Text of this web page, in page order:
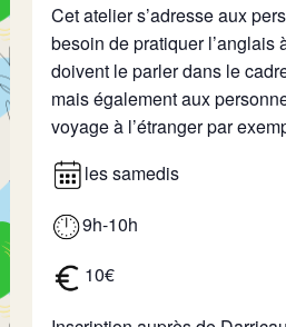
Cet atelier s’adresse aux
besoin de pratiquer l’anglais
doivent le parler dans le
mais également aux
voyage à l’étranger par
les samedis
9h-10h
10€